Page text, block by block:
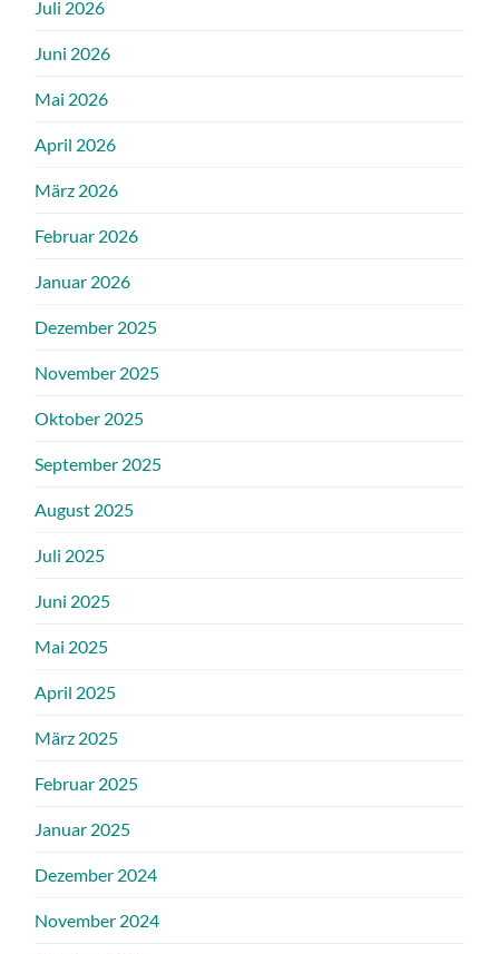
Juli 2026
Juni 2026
Mai 2026
April 2026
März 2026
Februar 2026
Januar 2026
Dezember 2025
November 2025
Oktober 2025
September 2025
August 2025
Juli 2025
Juni 2025
Mai 2025
April 2025
März 2025
Februar 2025
Januar 2025
Dezember 2024
November 2024